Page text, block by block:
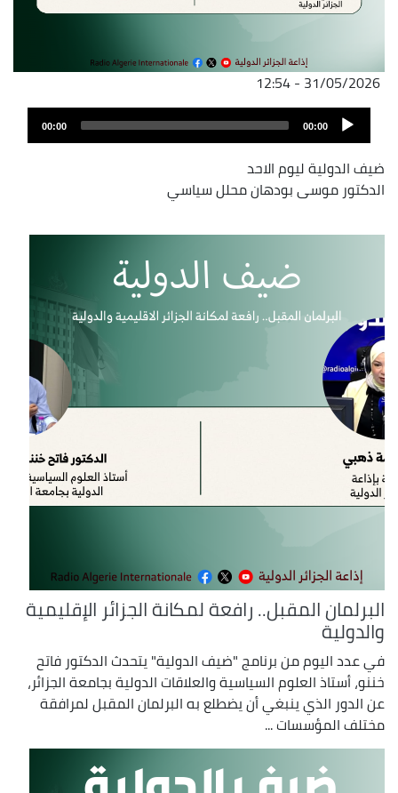
31/05/2026 - 12:54
ملف
الصوت
Audio
Player
00:00
00:00
ضيف الدولية ليوم الاحد
الدكتور موسى بودهان محلل سياسي
البرلمان المقبل.. رافعة لمكانة الجزائر الإقليمية
والدولية
في عدد اليوم من برنامج "ضيف الدولية" يتحدث الدكتور فاتح
خننو، أستاذ العلوم السياسية والعلاقات الدولية بجامعة الجزائر،
عن الدور الذي ينبغي أن يضطلع به البرلمان المقبل لمرافقة
مختلف المؤسسات ...